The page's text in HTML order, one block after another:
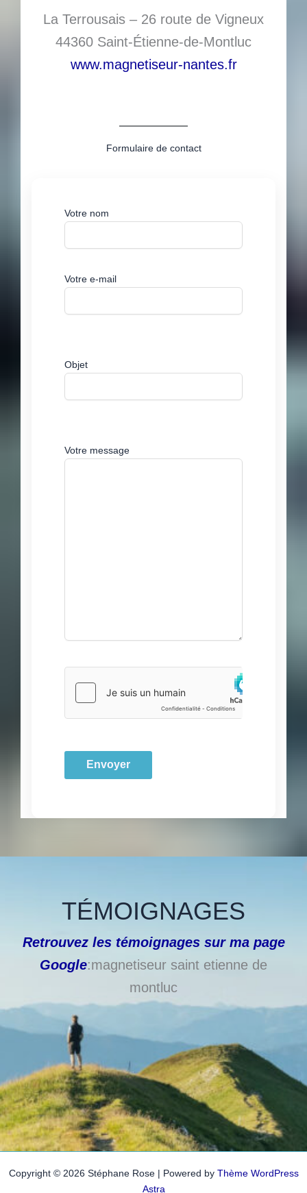
La Terrousais – 26 route de Vigneux
44360 Saint-Étienne-de-Montluc
www.magnetiseur-nantes.fr
Formulaire de contact
Votre nom
Votre e-mail
Objet
Votre message
TÉMOIGNAGES
Retrouvez les témoignages sur ma page
Google:magnetiseur saint etienne de
montluc
Copyright © 2026 Stéphane Rose | Powered by Thème WordPress
Astra